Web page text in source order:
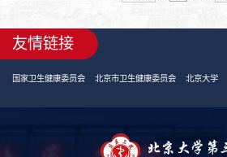
友情链接
国家卫生健康委员会 北京市卫生健康委员会 北京大学